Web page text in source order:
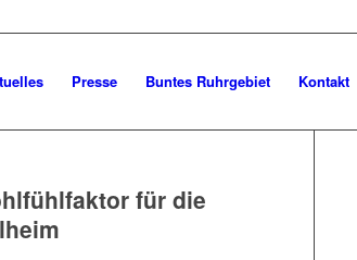
Presse Buntes Ruhrgebiet Kontakt
für die